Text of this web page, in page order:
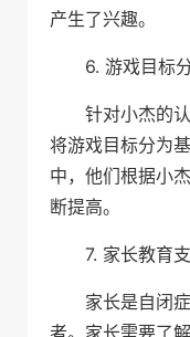
产生了兴趣。
6. 游戏目标
针对小杰的
将游戏目标分为
中，他们根据小
断提高。
7. 家长教育
家长是自闭
者。家长需要了